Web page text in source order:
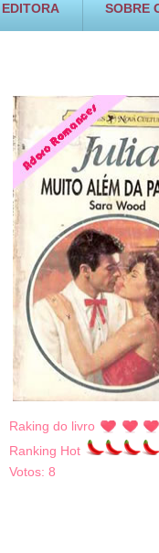
EDITORA SOBRE
Raking do livro
Ranking Hot
Votos: 8